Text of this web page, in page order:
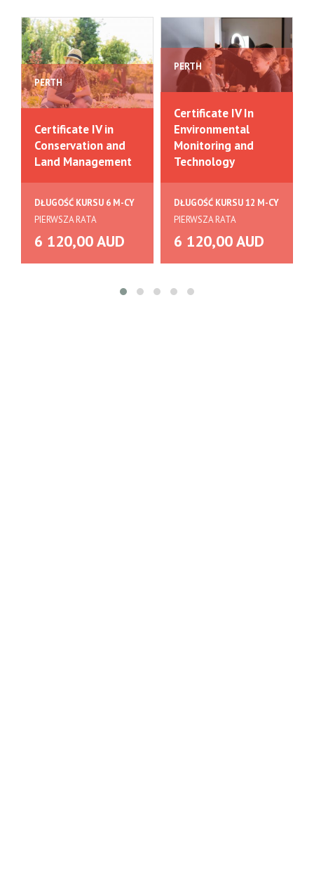
PERTH
Certificate IV in
Conservation and
Land Management
DŁUGOŚĆ KURSU 6 M-CY
PIERWSZA RATA
6 120,00 AUD
PERTH
Certificate IV In
Environmental
Monitoring and
Technology
DŁUGOŚĆ KURSU 12 M-CY
PIERWSZA RATA
6 120,00 AUD